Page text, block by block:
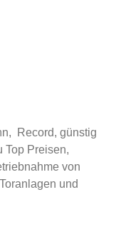
Record, günstig
Top Preisen,
von
und